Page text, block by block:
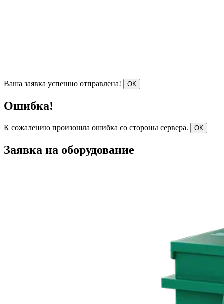
Ваша заявка успешно отправлена! ОК
Ошибка!
К сожалению произошла ошибка со стороны сервера. ОК
Заявка на оборудование